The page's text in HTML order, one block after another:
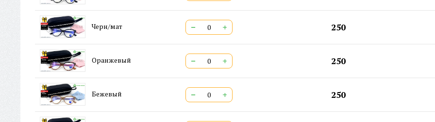
Черн/мат − + 250
Оранжевый − + 250
Бежевый − + 250